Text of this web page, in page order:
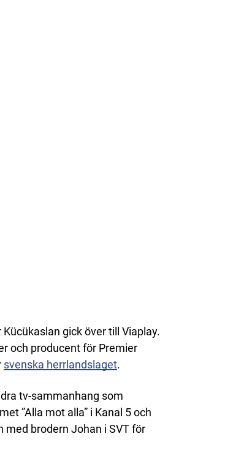
gick över till Viaplay.
och producent för Premier
svenska herrlandslaget.
tv-sammanhang som
”Alla mot alla” i Kanal 5 och
med brodern Johan i SVT för